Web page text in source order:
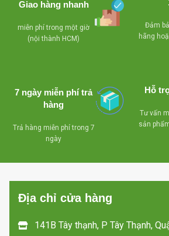
Giao hàng nhanh
miễn phí trong một giờ
(nội thành HCM)
Đảm
hãng
7 ngày miễn phí trả
hàng
Trả hàng miễn phí trong 7
ngày
Hỗ
Tư vấn
sản
Địa chỉ cửa hàng
141B Tây thạnh, P Tây Thạnh,